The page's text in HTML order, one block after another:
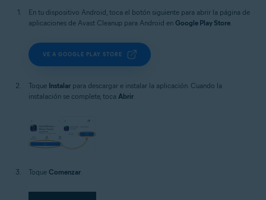
En tu dispositivo Android, toca el botón siguiente para abrir la página de
aplicaciones de Avast Cleanup para Android en Google Play Store.
VE A GOOGLE PLAY STORE
Toque Instalar para descargar e instalar la aplicación. Cuando la
instalación se complete, toca Abrir.
Toque Comenzar